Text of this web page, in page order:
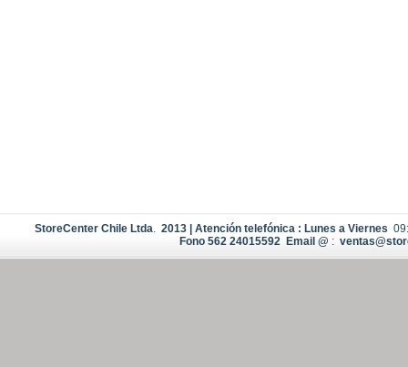
StoreCenter Chile Ltda.2013 Atención telefónica : Lunes a Viernes
Fono 562 24015592 Email@ :